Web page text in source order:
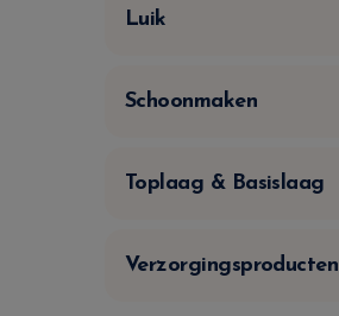
Luik
Schoonmaken
Toplaag & Basislaag
Verzorgingsproducten